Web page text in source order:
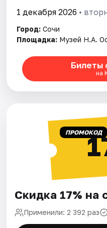
1 декабря 2026 •
Город: Сочи
Площадка: Музей Н.А.
Билеты
на
ПРОМОКОД
Скидка 17% на
Применили: 2 392 раз